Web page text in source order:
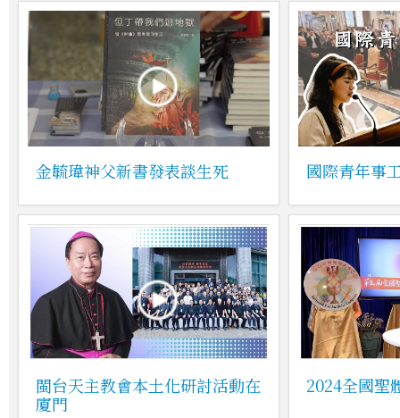
金毓瑋神父新書發表談生死 國際青年事
閩台天主教會本土化研討活動在
廈門
2024全國聖